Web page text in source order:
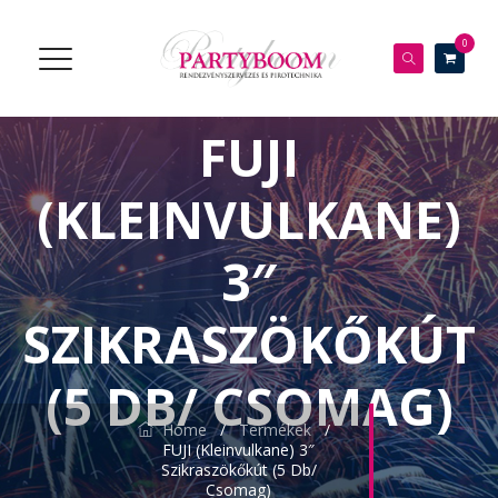
0
FUJI
(KLEINVULKANE)
3″
SZIKRASZÖKŐKÚT
(5 DB/ CSOMAG)
Home/ Termékek/
FUJI (Kleinvulkane) 3″
Szikraszökőkút (5 Db/
Csomag)